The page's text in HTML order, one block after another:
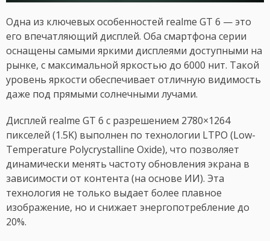
Одна из ключевых особенностей realme GT 6 — это
его впечатляющий дисплей. Оба смартфона серии
оснащены самыми яркими дисплеями доступными на
рынке, с максимальной яркостью до 6000 нит. Такой
уровень яркости обеспечивает отличную видимость
даже под прямыми солнечными лучами.
Дисплей realme GT 6 с разрешением 2780×1264
пикселей (1.5K) выполнен по технологии LTPO (Low-
Temperature Polycrystalline Oxide), что позволяет
динамически менять частоту обновления экрана в
зависимости от контента (на основе ИИ). Эта
технология не только выдает более плавное
изображение, но и снижает энергопотребление до
20%.